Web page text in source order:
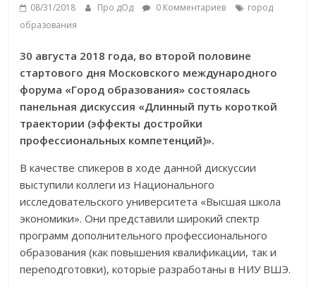
08/31/2018 Про дОд 0 Комментариев
город
образования
30 августа 2018 года, во второй половине
стартового дня Московского международного
форума «Город образования» состоялась
панельная дискуссия «Длинный путь короткой
траектории (эффекты достройки
профессиональных компетенций)».
В качестве спикеров в ходе данной дискуссии
выступили коллеги из Национального
исследовательского университета «Высшая школа
экономики». Они представили широкий спектр
программ дополнительного профессионального
образования (как повышения квалификации, так и
переподготовки), которые разработаны в НИУ ВШЭ.